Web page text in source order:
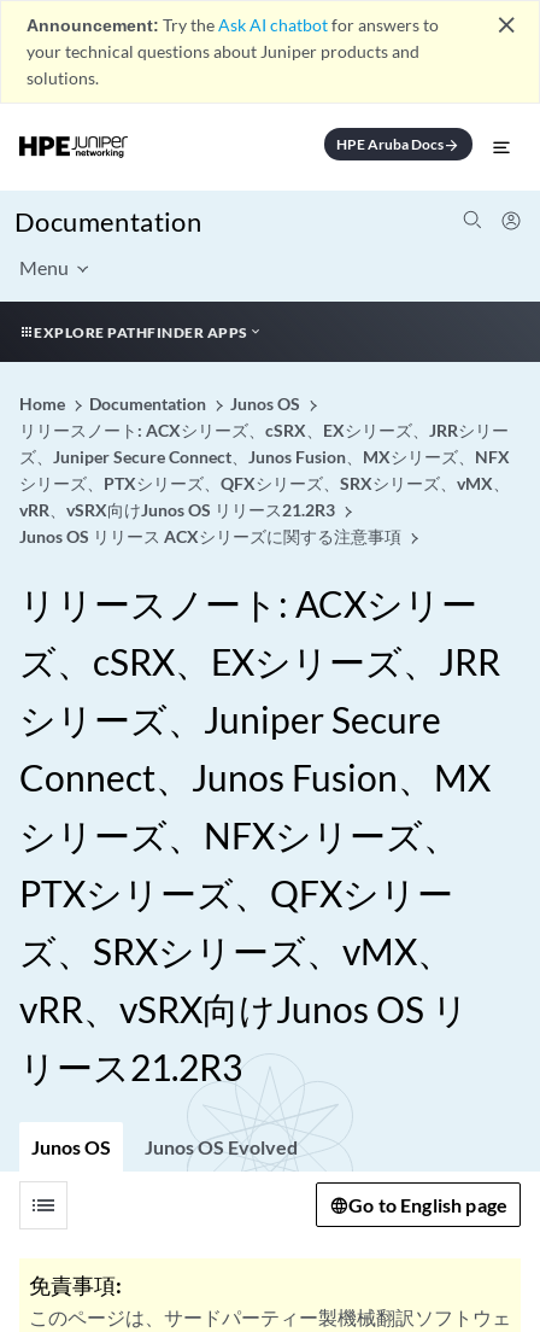
Announcement: Try theAsk AI chatbotfor answers to
your technical questions about Juniper products and
solutions.
close
HPE Aruba Docsarrow_forward
Documentation
Menu
EXPLORE PATHFINDER APPS
Home Documentation
Junos OS
リリースノート: ACXシリーズ、cSRX、EXシリーズ、JRRシリー
ズ、Juniper Secure Connect、Junos Fusion、MXシリーズ、NFX
シリーズ、PTXシリーズ、QFXシリーズ、SRXシリーズ、vMX、
vRR、vSRX向けJunos OS リリース21.2R3
Junos OS リリース ACXシリーズに関する注意事項
リリースノート: ACXシリー
ズ、cSRX、EXシリーズ、JRR
シリーズ、Juniper Secure
Connect、Junos Fusion、MX
シリーズ、NFXシリーズ、
PTXシリーズ、QFXシリー
ズ、SRXシリーズ、vMX、
vRR、vSRX向けJunos OS リ
リース21.2R3
Junos OS Junos OS Evolved
list Go to English page
免責事項:
このページは、サードパーティー製機械翻訳ソフトウェ